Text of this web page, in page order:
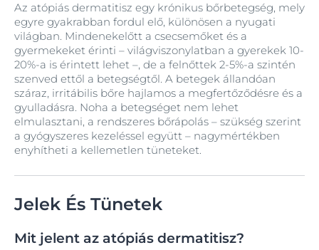
Az atópiás dermatitisz egy krónikus bőrbetegség, mely
egyre gyakrabban fordul elő, különösen a nyugati
világban. Mindenekelőtt a csecsemőket és a
gyermekeket érinti – világviszonylatban a gyerekek 10-
20%-a is érintett lehet –, de a felnőttek 2-5%-a szintén
szenved ettől a betegségtől. A betegek állandóan
száraz, irritábilis bőre hajlamos a megfertőződésre és a
gyulladásra. Noha a betegséget nem lehet
elmulasztani, a rendszeres bőrápolás – szükség szerint
a gyógyszeres kezeléssel együtt – nagymértékben
enyhítheti a kellemetlen tüneteket.
Jelek És Tünetek
Mit jelent az atópiás dermatitisz?